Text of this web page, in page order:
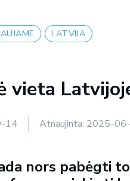
LATVIJA
vieta
14 Atnaujinta: 2025-
nors pabėgti